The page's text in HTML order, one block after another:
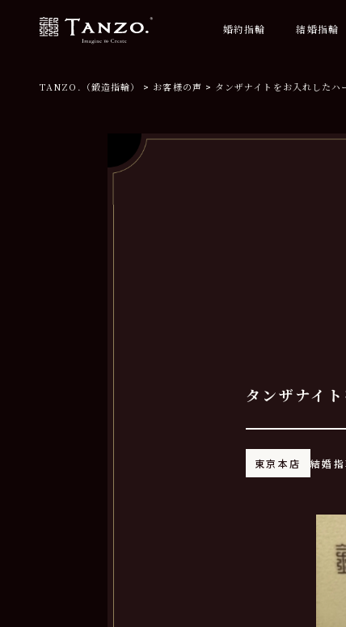
婚約指輪 結婚指輪
TANZO.（鍛造指輪） お客様の声 タンザナイトをお入れしたハ
タンザナイ
東京本店 結婚